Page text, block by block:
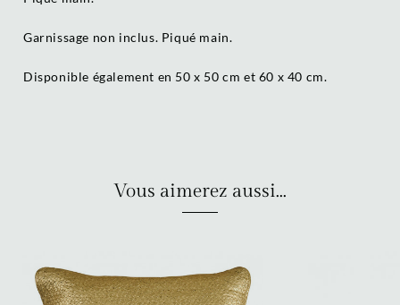
Garnissage non inclus. Piqué main.
Disponible également en 50 x 50 cm et 60 x 40 cm.
Vous aimerez aussi...